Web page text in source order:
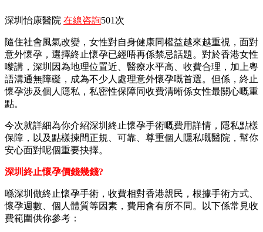
深圳怡康醫院 在線咨詢501次
隨住社會風氣改變，女性對自身健康同權益越來越重視，面對
意外懷孕，選擇終止懷孕已經唔再係禁忌話題。對於香港女性
嚟講，深圳因為地理位置近、醫療水平高、收費合理，加上粵
語溝通無障礙，成為不少人處理意外懷孕嘅首選。但係，終止
懷孕涉及個人隱私，私密性保障同收費清晰係女性最關心嘅重
點。
今次就詳細為你介紹深圳終止懷孕手術嘅費用詳情，隱私點樣
保障，以及點樣揀間正規、可靠、尊重個人隱私嘅醫院，幫你
安心面對呢個重要抉擇。
深圳終止懷孕價錢幾錢?
喺深圳做終止懷孕手術，收費相對香港親民，根據手術方式、
懷孕週數、個人體質等因素，費用會有所不同。以下係常見收
費範圍供你參考：